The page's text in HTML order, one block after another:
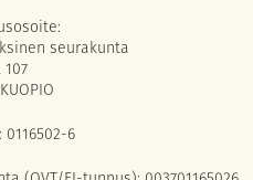
seurakunta
107
6